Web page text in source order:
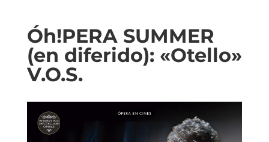
Óh!PERA SUMMER
(en diferido): «Otello»
V.O.S.